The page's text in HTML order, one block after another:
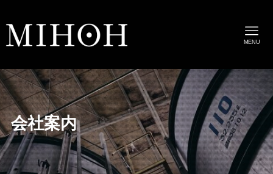
MENU
会社案内